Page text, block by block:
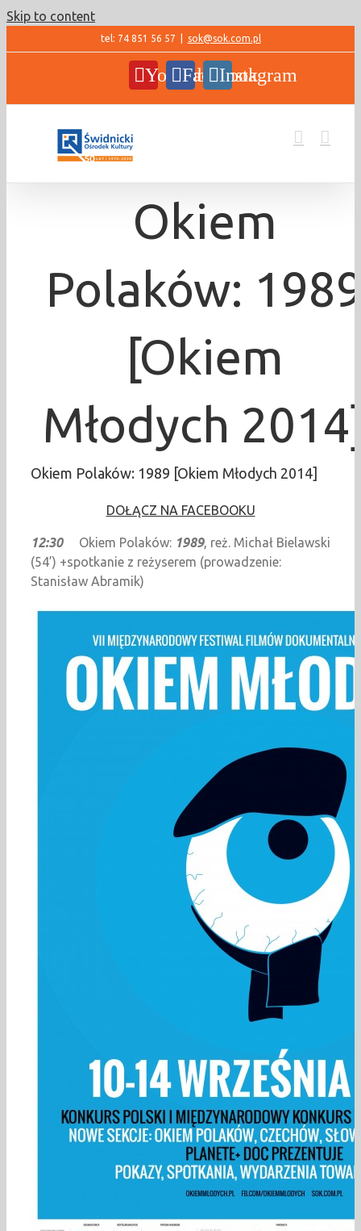
Skip to content
tel: 74 851 56 57 sok@sok.com.pl
YouTubeFacebookInstagram
Okiem
Polaków:
[Okiem
Młodych
Okiem Polaków: 1989 [Okiem Młodych 2014]
DOŁĄCZ NA FACEBOOKU
12:30 Okiem Polaków: 1989, reż. Michał Bielawski
(54’) +spotkanie z reżyserem (prowadzenie:
Stanisław Abramik)